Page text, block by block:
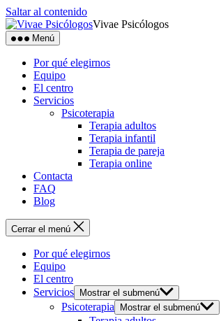
Saltar al contenido
Vivae Psicólogos
Menú
Por qué elegirnos
Equipo
El centro
Servicios
Psicoterapia
Terapia adultos
Terapia infantil
Terapia de pareja
Terapia online
Contacta
FAQ
Blog
Cerrar el menú
Por qué elegirnos
Equipo
El centro
Servicios
Mostrar el submenú
Psicoterapia Mostrar el submenú